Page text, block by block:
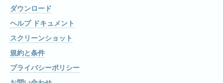
ダウンロード
ヘルプ ドキュメント
スクリーンショット
規約と条件
プライバシーポリシー